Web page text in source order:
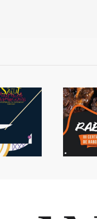
tornarà a
Algemesí